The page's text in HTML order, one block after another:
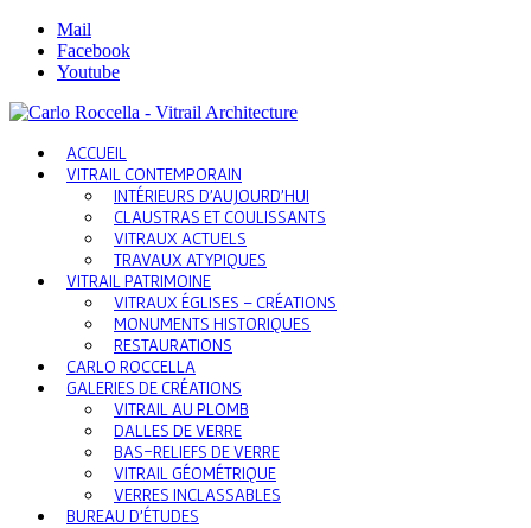
Mail
Facebook
Youtube
ACCUEIL
VITRAIL CONTEMPORAIN
INTÉRIEURS D’AUJOURD’HUI
CLAUSTRAS ET COULISSANTS
VITRAUX ACTUELS
TRAVAUX ATYPIQUES
VITRAIL PATRIMOINE
VITRAUX ÉGLISES – CRÉATIONS
MONUMENTS HISTORIQUES
RESTAURATIONS
CARLO ROCCELLA
GALERIES DE CRÉATIONS
VITRAIL AU PLOMB
DALLES DE VERRE
BAS-RELIEFS DE VERRE
VITRAIL GÉOMÉTRIQUE
VERRES INCLASSABLES
BUREAU D’ÉTUDES